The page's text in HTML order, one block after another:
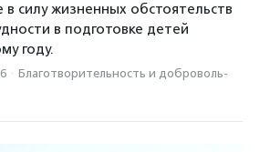
силу жизненных обстоятельств
в подготовке детей
году.
· Благотвори­тель­ность и доброволь­